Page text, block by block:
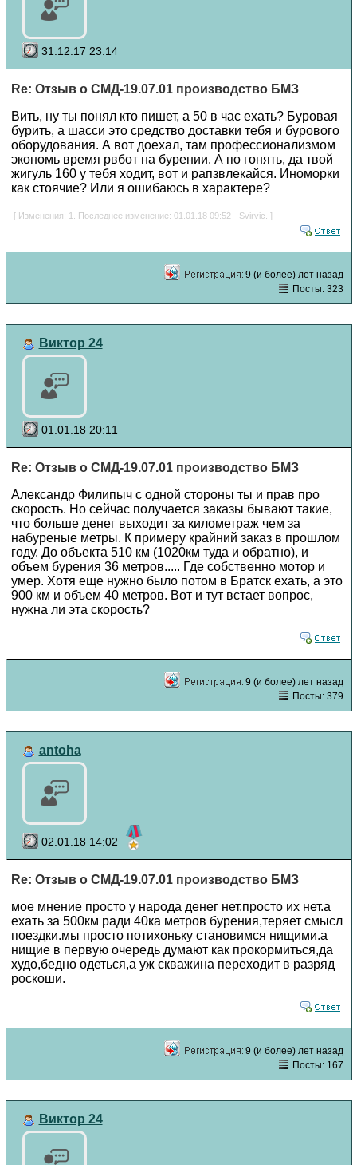
31.12.17 23:14
Re: Отзыв о СМД-19.07.01 производство БМЗ
Вить, ну ты понял кто пишет, а 50 в час ехать? Буровая
бурить, а шасси это средство доставки тебя и бурового
оборудования. А вот доехал, там профессионализмом
экономь время рвбот на бурении. А по гонять, да твой
жигуль 160 у тебя ходит, вот и рапзвлекайся. Иноморки
как стоячие? Или я ошибаюсь в характере?
[ Изменения: 1. Последнее изменение: 01.01.18 09:52 - Svirvic. ]
9 (и более) лет назад
Посты: 323
Виктор 24
01.01.18 20:11
Re: Отзыв о СМД-19.07.01 производство БМЗ
Александр Филипыч с одной стороны ты и прав про
скорость. Но сейчас получается заказы бывают такие,
что больше денег выходит за километраж чем за
набуреные метры. К примеру крайний заказ в прошлом
году. До объекта 510 км (1020км туда и обратно), и
объем бурения 36 метров..... Где собственно мотор и
умер. Хотя еще нужно было потом в Братск ехать, а это
900 км и объем 40 метров. Вот и тут встает вопрос,
нужна ли эта скорость?
9 (и более) лет назад
Посты: 379
antoha
02.01.18 14:02
Re: Отзыв о СМД-19.07.01 производство БМЗ
мое мнение просто у народа денег нет.просто их нет.а
ехать за 500км ради 40ка метров бурения,теряет смысл
поездки.мы просто потихоньку становимся нищими.а
нищие в первую очередь думают как прокормиться,да
худо,бедно одеться,а уж скважина переходит в разряд
роскоши.
9 (и более) лет назад
Посты: 167
Виктор 24